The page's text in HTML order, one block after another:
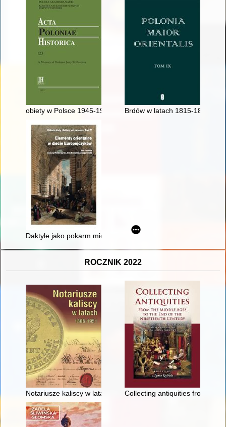
obiety w Polsce 1945-1989 - recenzja]Brdów w latach 1815-1870 :
Daktyle jako pokarm mieszkańców Bliskiego Wschodu w
ROCZNIK 2022
Notariusze kaliscy w latach 1808-1951Collecting antiquities from the